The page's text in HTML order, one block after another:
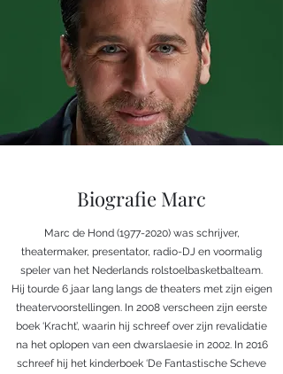
Biografie Marc
Marc de Hond (1977-2020)was schrijver,
theatermaker, presentator, radio-DJ en voormalig
speler van het Nederlands rolstoelbasketbalteam.
Hij tourde 6 jaar lang langs de theaters met zijn eigen
theatervoorstellingen. In 2008 verscheen zijn eerste
boek ‘Kracht’, waarin hij schreef over zijn revalidatie
na het oplopen van een dwarslaesie in 2002. In 2016
schreef hij het kinderboek ‘De Fantastische Scheve